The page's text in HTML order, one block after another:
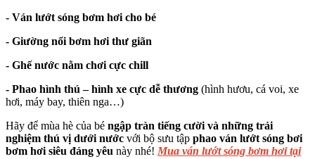
- Ván lướt sóng bơm hơi cho bé
- Giường nổi bơm hơi thư giãn
- Ghế nước nằm chơi cực chill
- Phao hình thú – hình xe cực dễ thương (hình hươu, cá voi, xe
hơi, máy bay, thiên nga…)
Hãy để mùa hè của bé ngập tràn tiếng cười và những trải
nghiệm thú vị dưới nước với bộ sưu tập phao ván lướt sóng bơi
bơm hơi siêu đáng yêu này nhé! Mua ván lướt sóng bơm hơi tại